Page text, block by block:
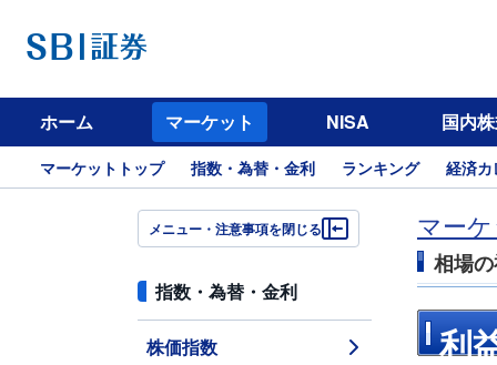
ホーム マーケット NISA 国内
マーケットトップ 指数・為替・金利 ランキング 経済
メニュー・注意事項を閉じる
指数・為替・金利
株価指数
マー
相場
利